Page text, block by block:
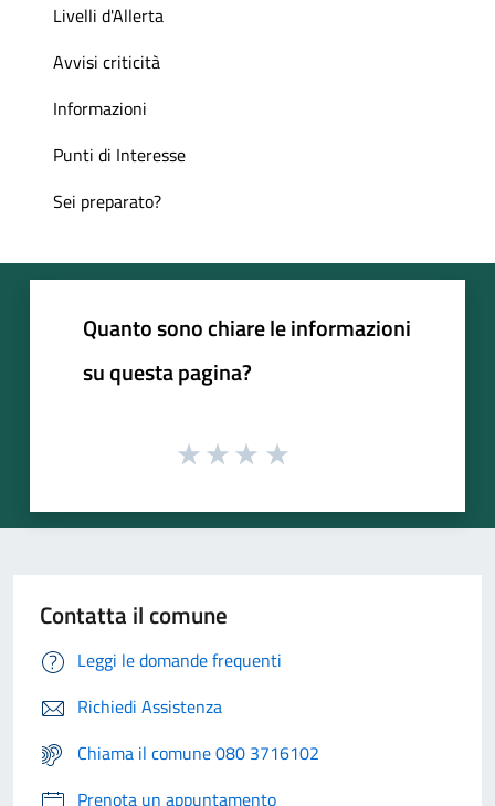
Livelli d'Allerta
Avvisi criticità
Informazioni
Punti di Interesse
Sei preparato?
Quanto sono chiare le informazioni
su questa pagina?
Contatta il comune
Leggi le domande frequenti
Richiedi Assistenza
Chiama il comune 080 3716102
Prenota un appuntamento